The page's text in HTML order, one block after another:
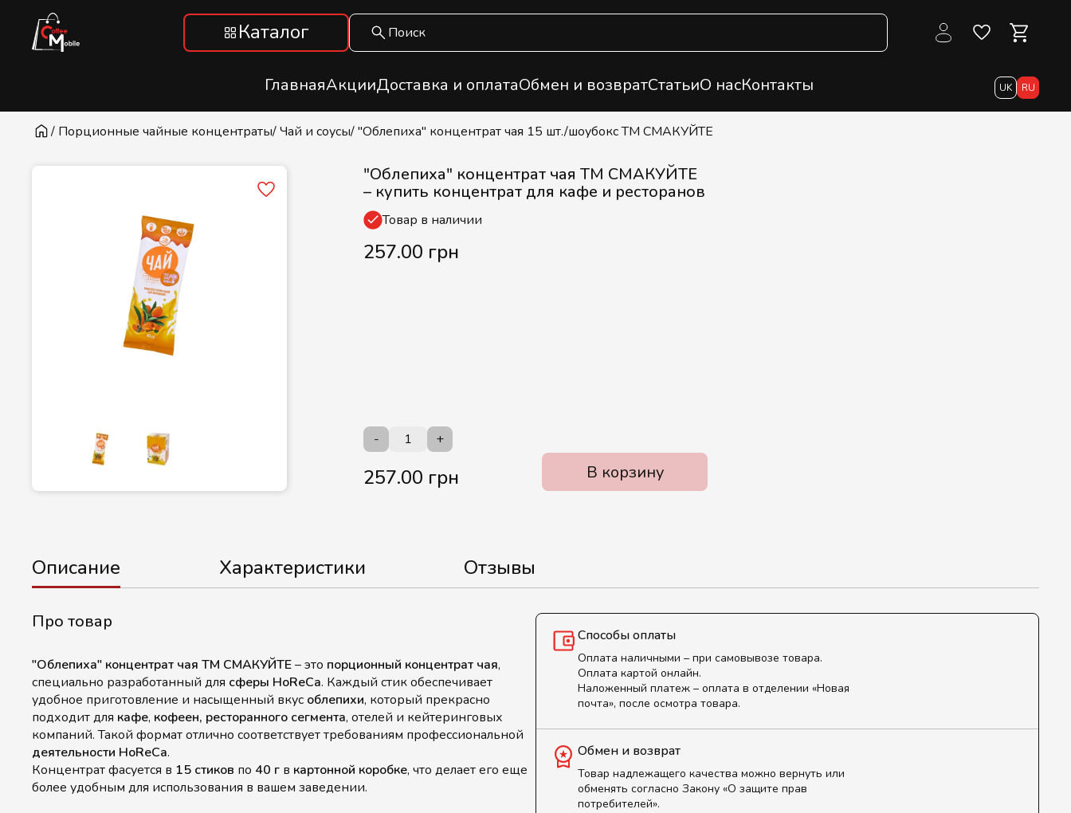
Каталог
ГлавнаяАкцииДоставка и оплатаОбмен и возвратСтатьиО насКонтакты UK RU
/ Порционные чайные концентраты/ Чай и соусы/ "Облепиха" концентрат чая 15 шт./шоубокс ТМ СМАКУЙТЕ
"Облепиха" концентрат чая ТМ СМАКУЙТЕ
– купить концентрат для кафе и ресторанов
Товар в наличии
257.00 грн
- +
257.00 грн В корзину
Описание Характеристики Отзывы
Про товар
"Облепиха" концентрат чая ТМ СМАКУЙТЕ– это порционный концентрат чая,
специально разработанный для сферы HoReCa. Каждый стик обеспечивает
удобное приготовление и насыщенный вкус облепихи, который прекрасно
подходит для кафе, кофеен, ресторанного сегмента, отелей и кейтеринговых
компаний. Такой формат отлично соответствует требованиям профессиональной
деятельности HoReCa.
Концентрат фасуется в 15 стиков по 40 г в картонной коробке, что делает его еще
более удобным для использования в вашем заведении.
Способы оплаты
Оплата наличными – при самовывозе товара.
Оплата картой онлайн.
Наложенный платеж – оплата в отделении «Новая
почта», после осмотра товара.
Обмен и возврат
Товар надлежащего качества можно вернуть или
обменять согласно Закону «О защите прав
потребителей».